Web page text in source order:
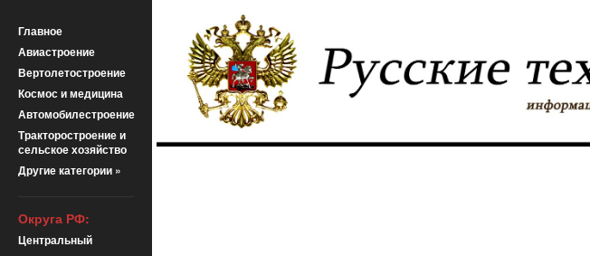
Главное
Авиастроение
Вертолетостроение
Космос и медицина
Автомобилестроение
Тракторостроение и
сельское хозяйство
Другие категории »
Округа РФ:
Центральный